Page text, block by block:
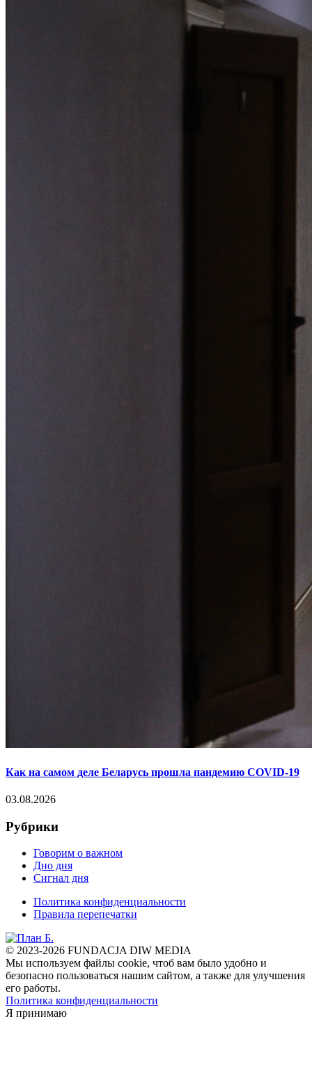
Как на самом деле Беларусь прошла пандемию COVID-19
03.08.2026
Рубрики
Говорим о важном
Дно дня
Сигнал дня
Политика конфиденциальности
Правила перепечатки
© 2023-2026 FUNDACJA DIW MEDIA
Мы используем файлы cookie, чтоб вам было удобно и
безопасно пользоваться нашим сайтом, а также для улучшения
его работы.
Политика конфиденциальности
Я принимаю